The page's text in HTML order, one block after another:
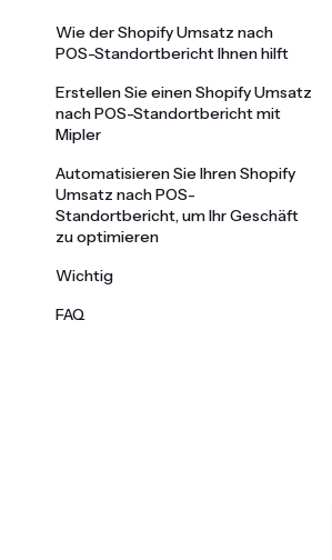
Wie der Shopify Umsatz nach
POS-Standortbericht Ihnen hilft
Erstellen Sie einen Shopify Umsatz
nach POS-Standortbericht mit
Mipler
Automatisieren Sie Ihren Shopify
Umsatz nach POS-
Standortbericht, um Ihr Geschäft
zu optimieren
Wichtig
FAQ